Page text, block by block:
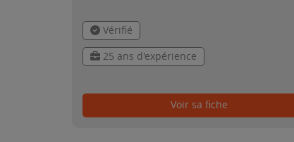
Vérifié
25 ans d'expérience
Voir sa fiche